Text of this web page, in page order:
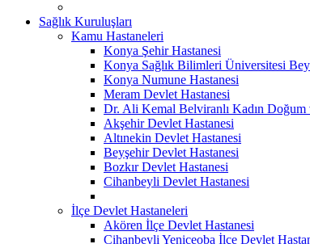
Sağlık Kuruluşları
Kamu Hastaneleri
Konya Şehir Hastanesi
Konya Sağlık Bilimleri Üniversitesi
Konya Numune Hastanesi
Meram Devlet Hastanesi
Dr. Ali Kemal Belviranlı Kadın Doğum
Akşehir Devlet Hastanesi
Altınekin Devlet Hastanesi
Beyşehir Devlet Hastanesi
Bozkır Devlet Hastanesi
Cihanbeyli Devlet Hastanesi
İlçe Devlet Hastaneleri
Akören İlçe Devlet Hastanesi
Cihanbeyli Yeniceoba İlçe Devlet